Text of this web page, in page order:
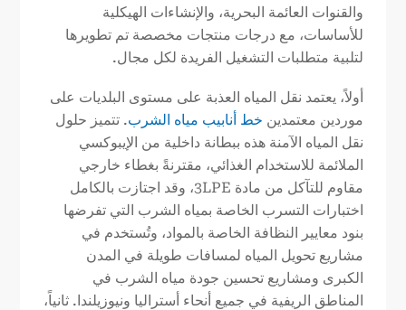
والقنوات العائمة البحرية، والإنشاءات الهيكلية
للأساسات، مع درجات منتجات مخصصة تم تطويرها
لتلبية متطلبات التشغيل الفريدة لكل مجال.
أولاً، يعتمد نقل المياه العذبة على مستوى البلديات على
موردين معتمدين خط أنابيب مياه الشرب. تتميز حلول
نقل المياه الآمنة هذه ببطانة داخلية من الإيبوكسي
الملائمة للاستخدام الغذائي، مقترنةً بغطاء خارجي
مقاوم للتآكل من مادة 3LPE، وقد اجتازت بالكامل
اختبارات التسرب الخاصة بمياه الشرب التي تفرضها
بنود معايير النظافة الخاصة بالمواد، وتُستخدم في
مشاريع تحويل المياه لمسافات طويلة في المدن
الكبرى ومشاريع تحسين جودة مياه الشرب في
المناطق الريفية في جميع أنحاء أستراليا ونيوزيلندا. ثانياً،